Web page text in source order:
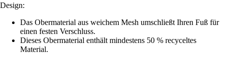
Design:
Das Obermaterial aus weichem Mesh umschließt Ihren Fuß für
einen festen Verschluss.
Dieses Obermaterial enthält mindestens 50 % recyceltes
Material.